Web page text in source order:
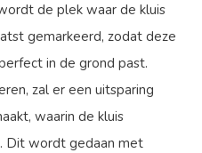
de plek waar de kluis
gemarkeerd, zodat deze
in de grond past.
zal er een uitsparing
waarin de kluis
Dit wordt gedaan met